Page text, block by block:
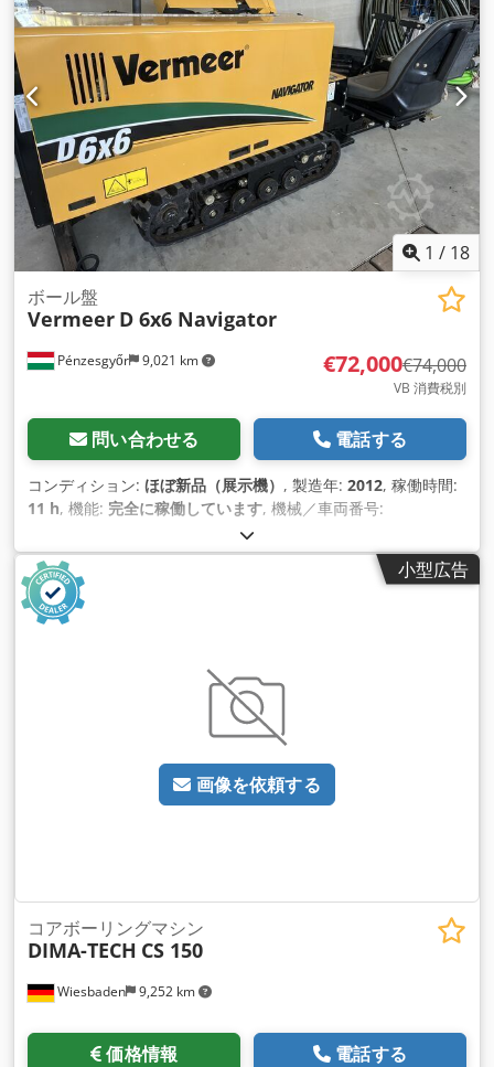
1 / 18
Pénzesgyőr 9,021 km
ボール盤
Vermeer D 6x6 Navigator
€72,000€74,000
VB 消費税別
問い合わせる 電話する
コンディション: ほぼ新品（展示機） , 製造年: 2012, 稼働時間:
11 h, 機能: 完全に稼働しています, 機械／車両番号:
黄色, 運転質量:
ム）, 空車重量:1,209 kg（キログラム）, 燃料:ディーゼル, 装
備:ゴムクローラー 小型広告
画像を依頼する
Wiesbaden 9,252 km
コアボーリングマシン
DIMA-TECH CS 150
価格情報 電話する